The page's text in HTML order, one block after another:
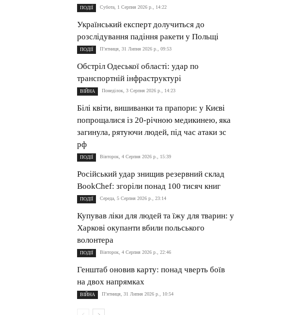
ПОДІЇ Субота, 1 Серпня 2026 р., 14:22
Український експерт долучиться до
розслідування падіння ракети у Польщі
ПОДІЇ П’ятниця, 31 Липня 2026 р., 09:53
Обстріл Одеської області: удар по
транспортній інфраструктурі
ВІЙНА Понеділок, 3 Серпня 2026 р., 14:23
Білі квіти, вишиванки та прапори: у Києві
попрощалися із 20-річною медикинею, яка
загинула, рятуючи людей, під час атаки зс
рф
ПОДІЇ Вівторок, 4 Серпня 2026 р., 15:39
Російський удар знищив резервний склад
BookChef: згоріли понад 100 тисяч книг
ПОДІЇ Середа, 5 Серпня 2026 р., 23:14
Купував ліки для людей та їжу для тварин: у
Харкові окупанти вбили польського
волонтера
ПОДІЇ Вівторок, 4 Серпня 2026 р., 22:46
Генштаб оновив карту: понад чверть боїв
на двох напрямках
ВІЙНА П’ятниця, 31 Липня 2026 р., 10:54